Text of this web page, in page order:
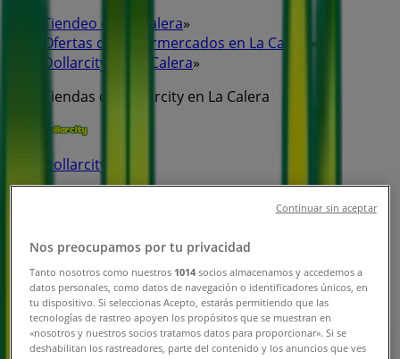
Tiendeo en La Calera»
Ofertas de Supermercados en La Calera »
Dollarcity en La Calera»
Tiendas de Dollarcity en La Calera
Dollarcity
Abierto
Dollarcity
Nos preocupamos por tu privacidad
Tanto nosotros como nuestros 1014 socios almacenamos y accedemos a
datos personales, como datos de navegación o identificadores únicos, en
tu dispositivo. Si seleccionas Acepto, estarás permitiendo que las
tecnologías de rastreo apoyen los propósitos que se muestran en
«nosotros y nuestros socios tratamos datos para proporcionar». Si se
deshabilitan los rastreadores, parte del contenido y los anuncios que ves
Continuar sin aceptar